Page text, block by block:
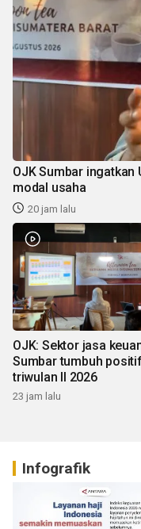
OJK Sumbar
modal usaha
20 jam lalu
OJK: Sektor jasa
Sumbar tumbuh
triwulan II 2026
23 jam lalu
Infografik